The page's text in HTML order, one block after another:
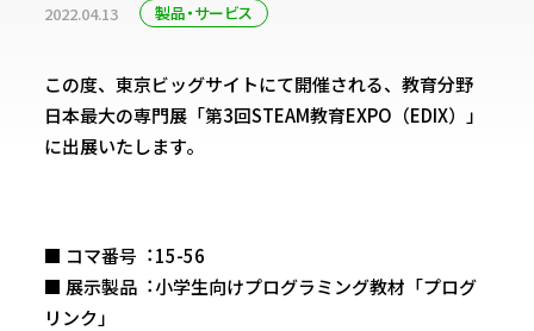
2022.04.13 製品・サービス
この度、東京ビッグサイトにて開催される、教育分野
日本最大の専門展「第3回STEAM教育EXPO（EDIX）」
に出展いたします。
■ コマ番号︓15-56
■ 展示製品︓小学生向けプログラミング教材「プログ
リンク」